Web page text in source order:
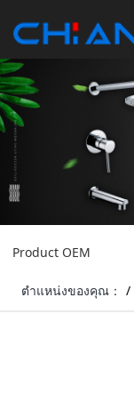
Product OEM
ตำแหน่งของคุณ：